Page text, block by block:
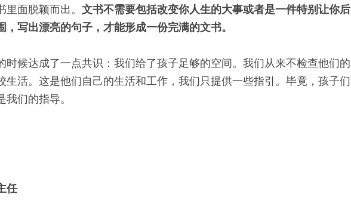
面脱颖而出。 文书不需要包括改变你人生的大事或者是一件特别让你后
写出漂亮的句子，才能形成一份完满的文书。
时候达成了一点共识：我们给了孩子足够的空间。我们从来不检查他们的
生活。这是他们自己的生活和工作，我们只提供一些指引。毕竟，孩子们
们的指导。
任